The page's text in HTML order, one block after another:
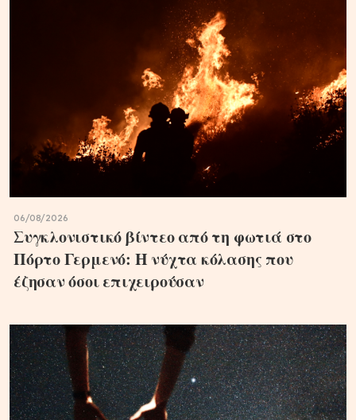
06/08/2026
Συγκλονιστικό βίντεο από τη φωτιά στο
Πόρτο Γερμενό: Η νύχτα κόλασης που
έζησαν όσοι επιχειρούσαν